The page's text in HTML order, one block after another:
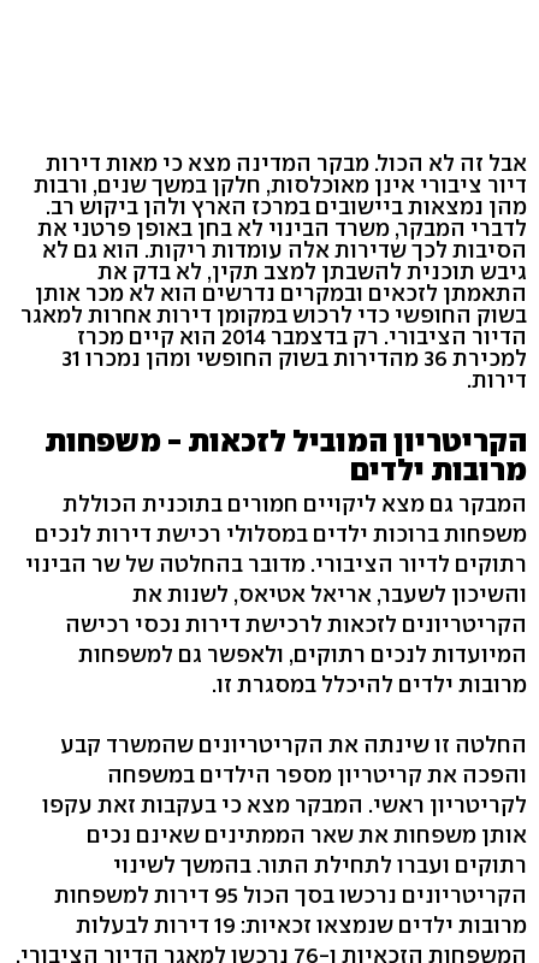
אבל זה לא הכול. מבקר המדינה מצא כי מאות דירות
דיור ציבורי אינן מאוכלסות, חלקן במשך שנים, ורבות
מהן נמצאות ביישובים במרכז הארץ ולהן ביקוש רב.
לדברי המבקר, משרד הבינוי לא בחן באופן פרטני את
הסיבות לכך שדירות אלה עומדות ריקות. הוא גם לא
גיבש תוכנית להשבתן למצב תקין, לא בדק את
התאמתן לזכאים ובמקרים נדרשים הוא לא מכר אותן
בשוק החופשי כדי לרכוש במקומן דירות אחרות למאגר
הדיור הציבורי. רק בדצמבר 2014 הוא קיים מכרז
למכירת 36 מהדירות בשוק החופשי ומהן נמכרו 31
דירות.
הקריטריון המוביל לזכאות - משפחות
מרובות ילדים
המבקר גם מצא ליקויים חמורים בתוכנית הכוללת
משפחות ברוכות ילדים במסלולי רכישת דירות לנכים
רתוקים לדיור הציבורי. מדובר בהחלטה של שר הבינוי
והשיכון לשעבר, אריאל אטיאס, לשנות את
הקריטריונים לזכאות לרכישת דירות נכסי רכישה
המיועדות לנכים רתוקים, ולאפשר גם למשפחות
מרובות ילדים להיכלל במסגרת זו.
החלטה זו שינתה את הקריטריונים שהמשרד קבע
והפכה את קריטריון מספר הילדים במשפחה
לקריטריון ראשי. המבקר מצא כי בעקבות זאת עקפו
אותן משפחות את שאר הממתינים שאינם נכים
רתוקים ועברו לתחילת התור. בהמשך לשינוי
הקריטריונים נרכשו בסך הכול 95 דירות למשפחות
מרובות ילדים שנמצאו זכאיות: 19 דירות לבעלות
המשפחות הזכאיות ו-76 נרכשו למאגר הדיור הציבורי.